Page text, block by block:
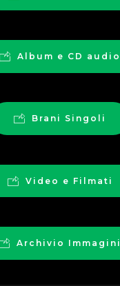
Album e CD audio
Brani Singoli
Video e Filmati
Archivio Immagini